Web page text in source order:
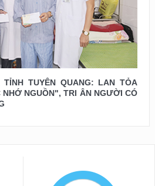
TUYÊN QUANG: LAN TỎA
NGUỒN", TRI ÂN NGƯỜI CÓ